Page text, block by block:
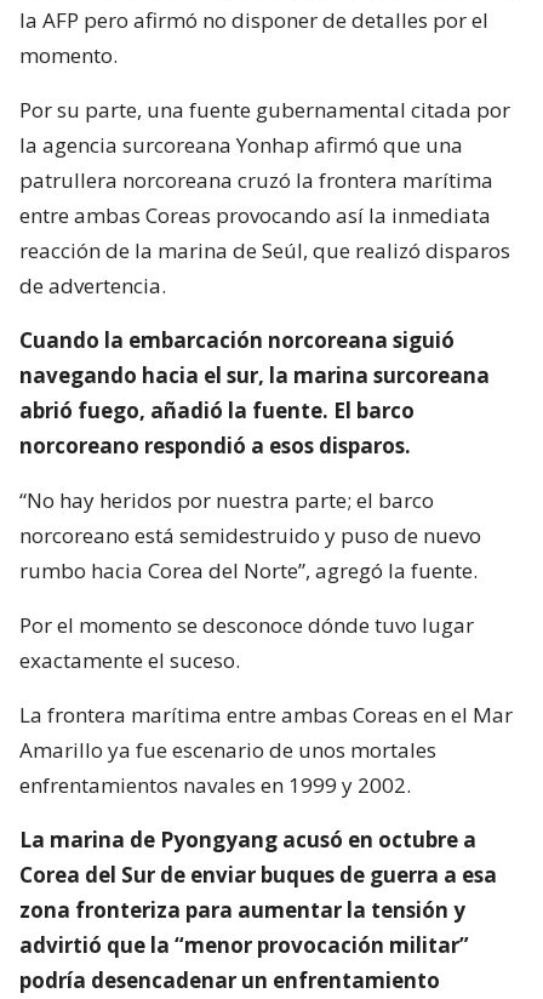
la AFP pero afirmó no disponer de detalles por el
momento.
Por su parte, una fuente gubernamental citada por
la agencia surcoreana Yonhap afirmó que una
patrullera norcoreana cruzó la frontera marítima
entre ambas Coreas provocando así la inmediata
reacción de la marina de Seúl, que realizó disparos
de advertencia.
Cuando la embarcación norcoreana siguió
navegando hacia el sur, la marina surcoreana
abrió fuego, añadió la fuente. El barco
norcoreano respondió a esos disparos.
“No hay heridos por nuestra parte; el barco
norcoreano está semidestruido y puso de nuevo
rumbo hacia Corea del Norte”, agregó la fuente.
Por el momento se desconoce dónde tuvo lugar
exactamente el suceso.
La frontera marítima entre ambas Coreas en el Mar
Amarillo ya fue escenario de unos mortales
enfrentamientos navales en 1999 y 2002.
La marina de Pyongyang acusó en octubre a
Corea del Sur de enviar buques de guerra a esa
zona fronteriza para aumentar la tensión y
advirtió que la “menor provocación militar”
podría desencadenar un enfrentamiento